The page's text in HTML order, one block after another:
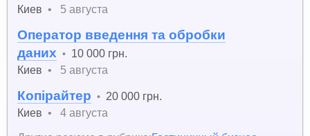
Киев • 5 августа
Оператор введення та обробки
даних • 10 000 грн.
Киев • 5 августа
Копірайтер • 20 000 грн.
Киев •
4 августа